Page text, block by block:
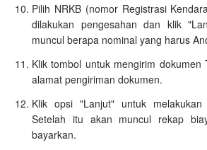
Pilih NRKB (nomor Registrasi
dilakukan pengesahan dan klik
muncul berapa nominal yang harus
Klik tombol untuk mengirim dokumen
alamat pengiriman dokumen.
Klik opsi "Lanjut" untuk melakukan
Setelah itu akan muncul rekap
bayarkan.